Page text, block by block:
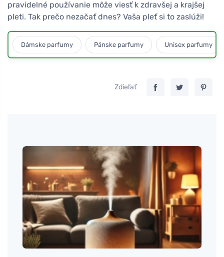
pravidelné používanie môže viesť k zdravšej a krajšej
pleti. Tak prečo nezačať dnes? Vaša pleť si to zaslúži!
Dámske parfumy Pánske parfumy Unisex parfumy
Zdieľať